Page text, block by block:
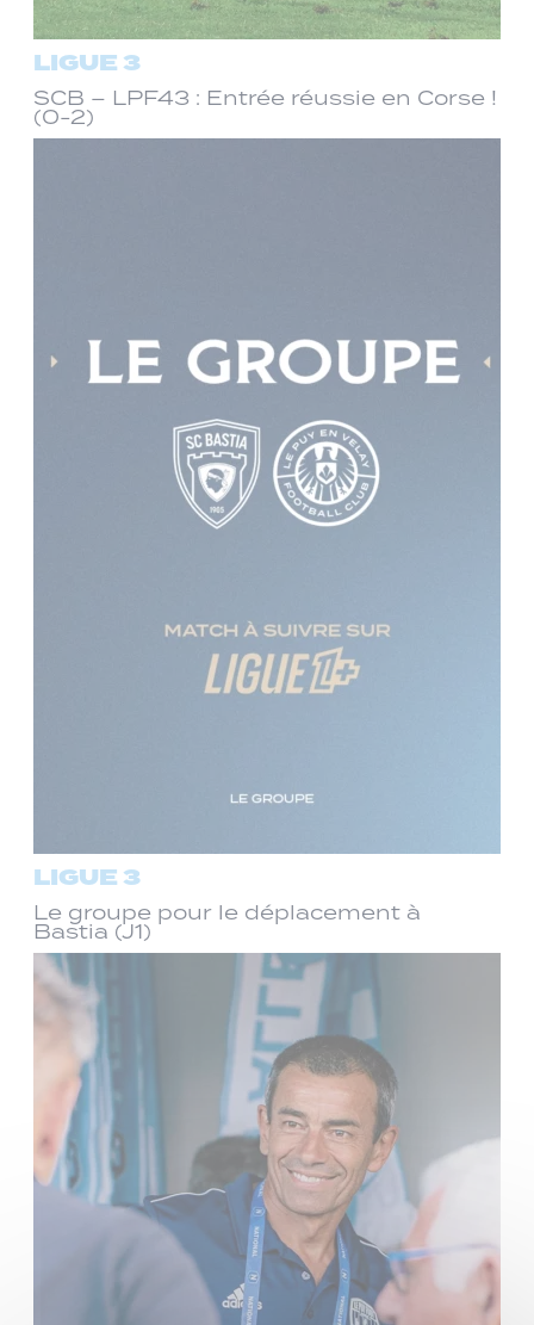
LIGUE 3
SCB – LPF43 : Entrée réussie en Corse !
(0-2)
LIGUE 3
Le groupe pour le déplacement à
Bastia (J1)